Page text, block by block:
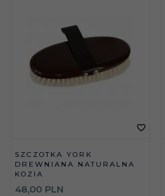
SZCZOTKA YORK
DREWNIANA NATURALNA
KOZIA
48,00 PLN